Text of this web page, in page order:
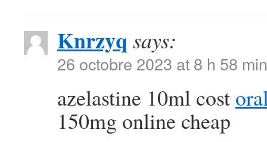
Knrzyq says:
26 octobre 2023 at 8 h 58 min
azelastine 10ml cost
150mg online cheap